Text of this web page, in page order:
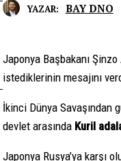
YAZAR: BAY DNO
Japonya Başbakanı
istediklerinin mesajını
İkinci Dünya Savaşından
devlet arasında Kuril
Japonya Rusya’ya karşı